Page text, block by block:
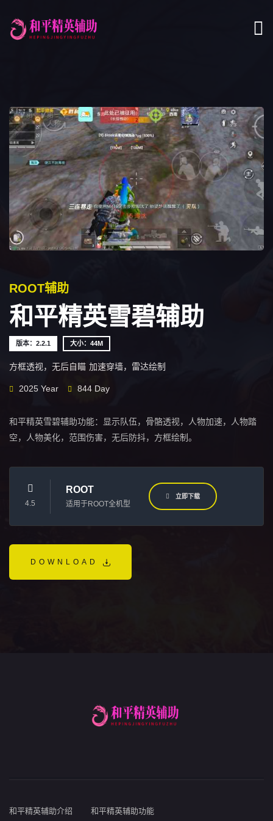
ROOT辅助
和平精英雪碧辅助
版本：2.2.1 大小：44M
方框透视，无后自瞄 加速穿墙，雷达绘制
2025 Year 844 Day
和平精英雪碧辅助功能：显示队伍，骨骼透视，人物加速，人物踏
空，人物美化，范围伤害，无后防抖，方框绘制。
4.5
ROOT
适用于ROOT全机型
立即下载
DOWNLOAD
和平精英辅助介绍 和平精英辅助功能